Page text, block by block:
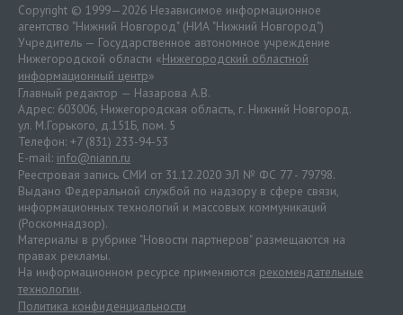
Copyright © 1999—2026 Независимое информационное
агентство "Нижний Новгород" (НИА "Нижний Новгород")
Учредитель — Государственное автономное учреждение
Нижегородской области «Нижегородский областной
информационный центр»
Главный редактор — Назарова А.В.
Адрес: 603006, Нижегородская область, г. Нижний Новгород.
ул. М.Горького, д.151Б, пом. 5
Телефон: +7 (831) 233-94-53
E-mail: info@niann.ru
Реестровая запись СМИ от 31.12.2020 ЭЛ № ФС 77 - 79798.
Выдано Федеральной службой по надзору в сфере связи,
информационных технологий и массовых коммуникаций
(Роскомнадзор).
Материалы в рубрике "Новости партнеров" размещаются на
правах рекламы.
На информационном ресурсе применяются рекомендательные
технологии.
Политика конфиденциальности